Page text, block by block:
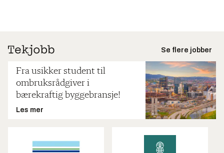
Se flere jobber
Fra usikker student til
ombruksrådgiver i
bærekraftig byggebransje!
Les mer